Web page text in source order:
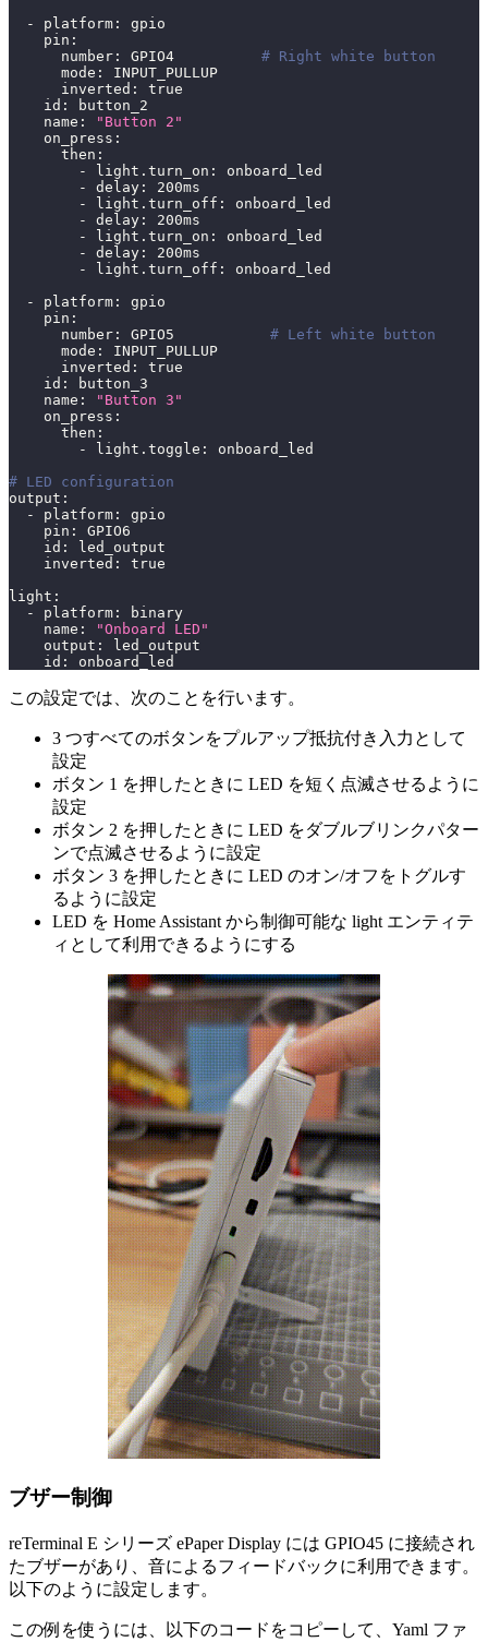
-
platform :
gpio
pin :
number : GPIO4 # Right white button
mode :
INPUT_PULLUP
inverted :
true
id :
button_2
name :
"Button 2"
on_press :
then :
-
light.turn_on :
onboard_led
-
delay :
200ms
-
light.turn_off :
onboard_led
-
delay :
200ms
-
light.turn_on :
onboard_led
-
delay :
200ms
-
light.turn_off :
onboard_led
-
platform :
gpio
pin :
number : GPIO5 # Left white button
mode :
INPUT_PULLUP
inverted :
true
id :
button_3
name :
"Button 3"
on_press :
then :
-
light.toggle :
onboard_led
# LED configuration
output :
-
platform :
gpio
pin :
GPIO6
id :
led_output
inverted :
true
light :
-
platform :
binary
name :
"Onboard LED"
output :
led_output
id : onboard_led
この設定では、次のことを行います。
3 つすべてのボタンをプルアップ抵抗付き入力として
設定
ボタン 1 を押したときに LED を短く点滅させるように
設定
ボタン 2 を押したときに LED をダブルブリンクパター
ンで点滅させるように設定
ボタン 3 を押したときに LED のオン/オフをトグルす
るように設定
LED を Home Assistant から制御可能な light エンティテ
ィとして利用できるようにする
ブザー制御
reTerminal E シリーズ ePaper Display には GPIO45 に接続され
たブザーがあり、音によるフィードバックに利用できます。
以下のように設定します。
この例を使うには、以下のコードをコピーして、Yaml ファ